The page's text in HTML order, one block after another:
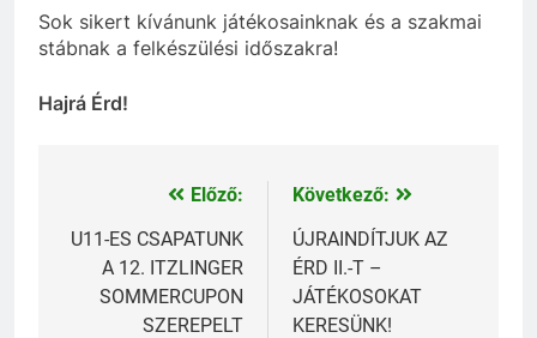
Sok sikert kívánunk játékosainknak és a szakmai
stábnak a felkészülési időszakra!
Hajrá Érd!
Bejegyzés
navigáció
Előző:
U11-ES CSAPATUNK
A 12. ITZLINGER
SOMMERCUPON
SZEREPELT
Következő:
ÚJRAINDÍTJUK AZ
ÉRD II.-T –
JÁTÉKOSOKAT
KERESÜNK!